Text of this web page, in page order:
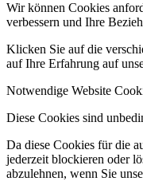
Wir können Cookies
verbessern und Ihre
Klicken Sie auf die
auf Ihre Erfahrung auf
Notwendige Website
Diese Cookies sind
Da diese Cookies für die
jederzeit blockieren oder
abzulehnen, wenn Sie